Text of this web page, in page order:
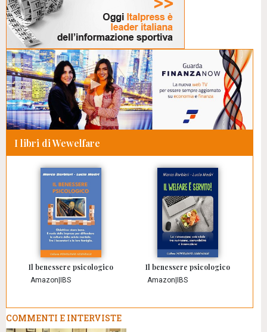
I libri di Wewelfare
Il benessere psicologico
Amazon IBS
Il benessere psicologico
Amazon IBS
COMMENTI E INTERVISTE